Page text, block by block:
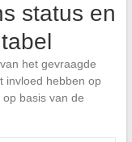
status en
het gevraagde
invloed hebben op
basis van de